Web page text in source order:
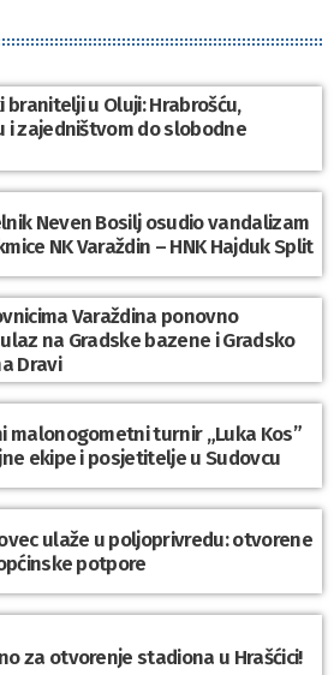
branitelji u Oluji: Hrabrošću,
i zajedništvom do slobodne
Neven Bosilj osudio vandalizam
NK Varaždin – HNK Hajduk Split
Varaždina ponovno
na Gradske bazene i Gradsko
Dravi
malonogometni turnir „Luka Kos”
ekipe i posjetitelje u Sudovcu
ulaže u poljoprivredu: otvorene
potpore
za otvorenje stadiona u Hrašćici!